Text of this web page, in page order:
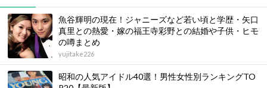
魚谷輝明の現在！ジャニーズなど若い頃と学歴・矢口
真里との熱愛・嫁の福王寺彩野との結婚や子供・ヒモ
の噂まとめ
yujitake226
昭和の人気アイドル40選！男性女性別ランキングTO